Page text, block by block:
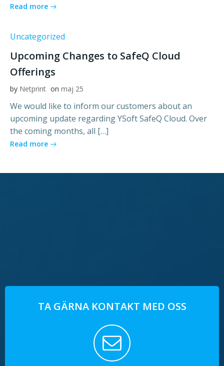
Read more
Uncategorized
Upcoming Changes to SafeQ Cloud
Offerings
by Netprint on maj 25
We would like to inform our customers about an
upcoming update regarding YSoft SafeQ Cloud. Over
the coming months, all […]
Read more
TA GÄRNA KONTAKT MED OSS